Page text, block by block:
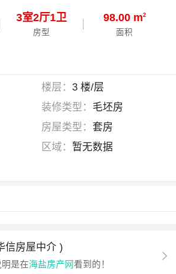
3室2厅1卫
房型
98.00 m2
面积
楼层： 3 楼/层
装修类型： 毛坯房
房屋类型： 套房
区域： 暂无数据
信房屋中介 )
是在海盐房产网看到的！